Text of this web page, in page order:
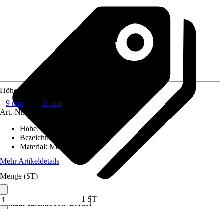
Verkauf durch:HORNBACH
Höhe
9 mm
11 mm
Art.-Nr.
Höhe:
Bezeichnung
Material: Metall
Mehr Artikeldetails
Menge (ST)
1 ST